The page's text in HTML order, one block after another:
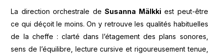
La direction orchestrale deSusanna Mälkki est peut-être
ce qui déçoit le moins. On y retrouve les qualités habituelles
de la cheffe : clarté dans l’étagement des plans sonores,
sens de l’équilibre, lecture cursive et rigoureusement tenue,